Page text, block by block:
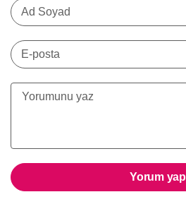
Ad Soyad
E-posta
Yorum yap